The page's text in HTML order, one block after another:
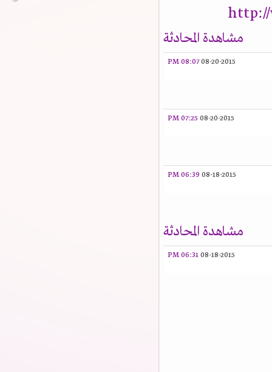
http://
مشاهدة المحادثة
08-20-2015
08:07 PM
08-20-2015
07:25 PM
08-18-2015
06:39 PM
مشاهدة المحادثة
08-18-2015
06:31 PM